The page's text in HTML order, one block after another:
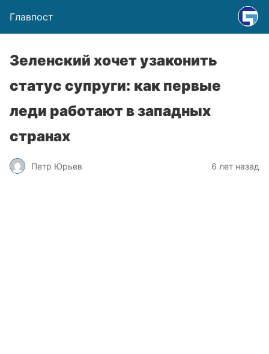
Главпост
Зеленский хочет узаконить
статус супруги: как первые
леди работают в западных
странах
Петр Юрьев 6 лет назад